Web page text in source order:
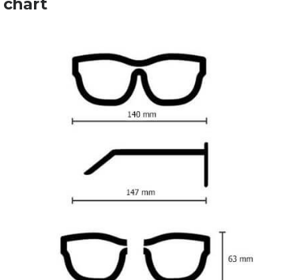
chart